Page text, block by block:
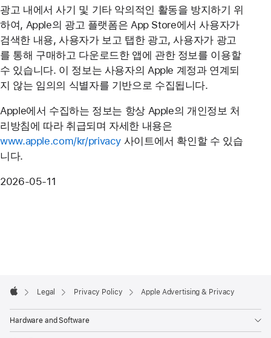
광고 내에서 사기 및 기타 악의적인 활동을 방지하기 위
하여, Apple의 광고 플랫폼은 App Store에서 사용자가
검색한 내용, 사용자가 보고 탭한 광고, 사용자가 광고
를 통해 구매하고 다운로드한 앱에 관한 정보를 이용할
수 있습니다. 이 정보는 사용자의 Apple 계정과 연계되
지 않는 임의의 식별자를 기반으로 수집됩니다.
Apple에서 수집하는 정보는 항상 Apple의 개인정보 처
리방침에 따라 취급되며 자세한 내용은
www.apple.com/kr/privacy 사이트에서 확인할 수 있습
니다.
2026-05-11
Footer

Legal Privacy Policy Apple Advertising & Privacy
Hardware and Software